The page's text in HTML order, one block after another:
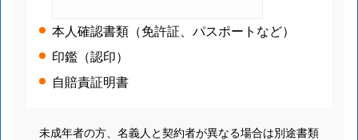
本人確認書類（免許証、パスポートなど）
印鑑（認印）
自賠責証明書
未成年者の方、名義人と契約者が異なる場合は別途書類